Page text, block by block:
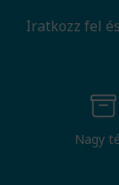
Iratkozz fel
Nagy